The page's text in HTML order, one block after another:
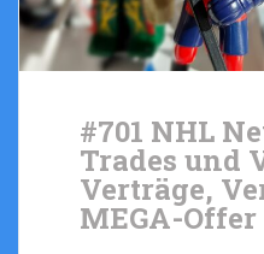
#701 NHL
Trades und
Verträge,
MEGA-Offer